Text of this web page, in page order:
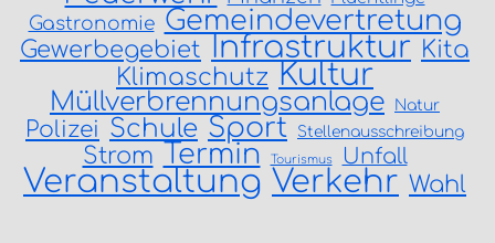
Gastronomie Gemeindevertretung
Gewerbegebiet Infrastruktur Kita
Klimaschutz Kultur
Müllverbrennungsanlage Natur
Polizei Schule Sport Stellenausschreibung
Strom Termin Tourismus Unfall
Veranstaltung Verkehr Wahl